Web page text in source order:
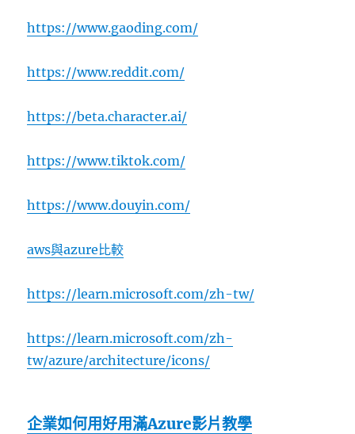
https://www.gaoding.com/
https://www.reddit.com/
https://beta.character.ai/
https://www.tiktok.com/
https://www.douyin.com/
aws與azure比較
https://learn.microsoft.com/zh-tw/
https://learn.microsoft.com/zh-
tw/azure/architecture/icons/
企業如何用好用滿Azure影片教學